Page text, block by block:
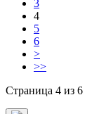
3
4
5
6
>
>>
Страница 4 из 6